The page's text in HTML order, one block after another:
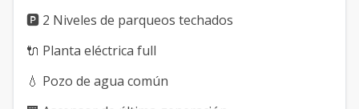
🅿️ 2 Niveles de parqueos techados
🔌 Planta eléctrica full
💧 Pozo de agua común